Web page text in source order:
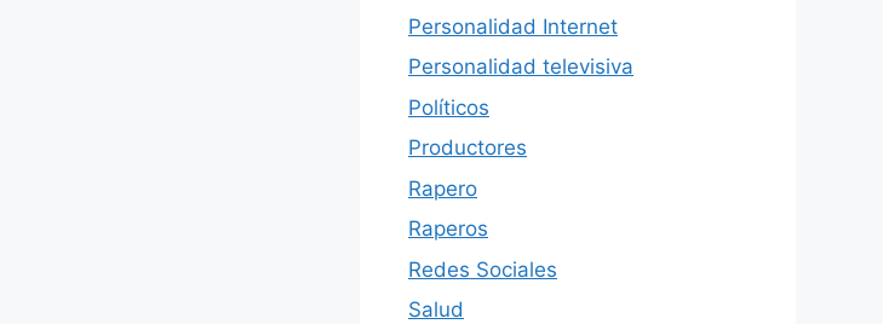
Personalidad Internet
Personalidad televisiva
Políticos
Productores
Rapero
Raperos
Redes Sociales
Salud